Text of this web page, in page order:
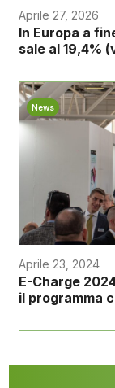
Aprile 27, 2026
In Europa a
sale al 19,4%
News
Aprile 23, 2024
E-Charge
il programma